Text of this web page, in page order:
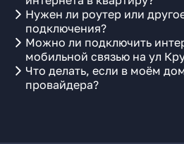
Нужен ли роутер или
подключения?
Можно ли подключить
мобильной связью на ул
Что делать, если в моём
провайдера?